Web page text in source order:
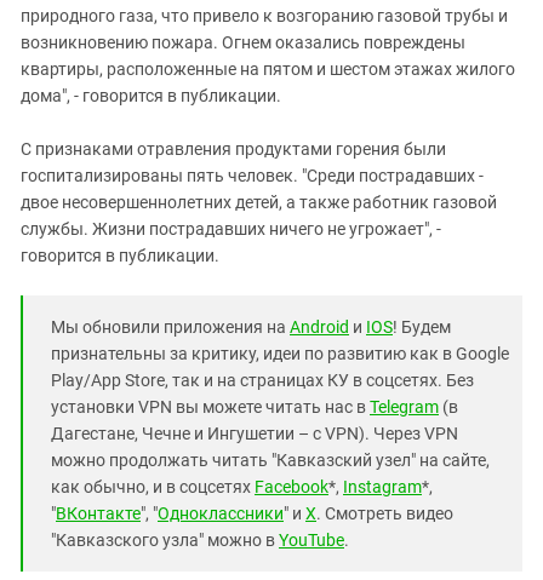
природного газа, что привело к возгоранию газовой трубы и
возникновению пожара. Огнем оказались повреждены
квартиры, расположенные на пятом и шестом этажах жилого
дома", - говорится в публикации.
С признаками отравления продуктами горения были
госпитализированы пять человек. "Среди пострадавших -
двое несовершеннолетних детей, а также работник газовой
службы. Жизни пострадавших ничего не угрожает", -
говорится в публикации.
Мы обновили приложения на Android и IOS! Будем
признательны за критику, идеи по развитию как в Google
Play/App Store, так и на страницах КУ в соцсетях. Без
установки VPN вы можете читать нас вTelegram (в
Дагестане, Чечне и Ингушетии – с VPN). Через VPN
можно продолжать читать "Кавказский узел" на сайте,
как обычно, и в соцсетях Facebook*, Instagram*,
"ВКонтакте", "Одноклассники" и X. Смотреть видео
"Кавказского узла" можно вYouTube.